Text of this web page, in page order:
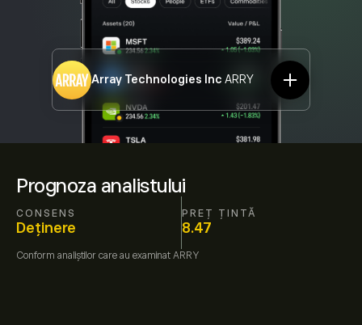
Prognoza analistului
CONSENS
Deținere
PREȚ ȚINTĂ
8.47
Conform analiștilor care au examinat ARRY
Array Technologies Inc ARRY